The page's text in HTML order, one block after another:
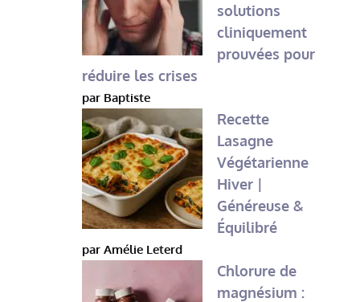
solutions
cliniquement
prouvées pour
réduire les crises
par Baptiste
Recette
Lasagne
Végétarienne
Hiver |
Généreuse &
Équilibré
par Amélie Leterd
Chlorure de
magnésium :